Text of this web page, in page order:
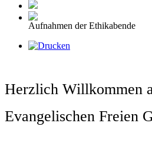
Aufnahmen der Ethikabende
Herzlich Willkommen
Evangelischen Freien